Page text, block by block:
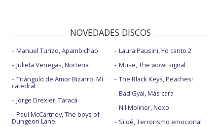
NOVEDADES DISCOS
Manuel Turizo, Apambichao
Julieta Venegas, Norteña
Triángulo de Amor Bizarro, Mi
catedral
Jorge Drexler, Taracá
Paul McCartney, The boys of
Dungeon Lane
Laura Pausini, Yo canto 2
Muse, The wow! signal
The Black Keys, Peaches!
Bad Gyal, Más cara
Nil Moliner, Nexo
Siloé, Terrorismo emocional